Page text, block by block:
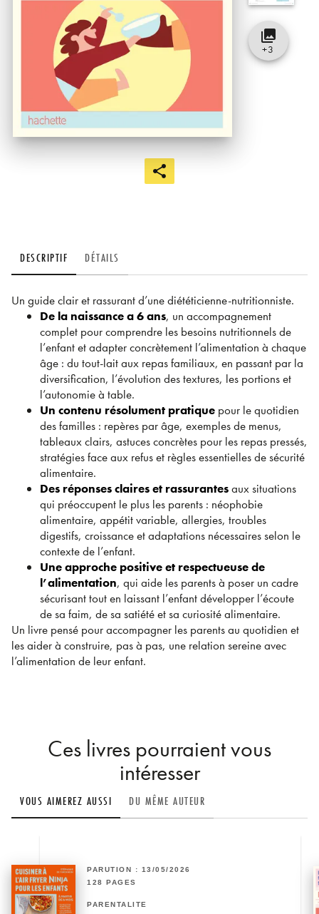
collections
+3
DESCRIPTIF DÉTAILS
Un guide clair et rassurant d’une diététicienne-nutritionniste.
De la naissance a 6 ans, un accompagnement
complet pour comprendre les besoins nutritionnels de
l’enfant et adapter concrètement l’alimentation à chaque
âge : du tout-lait aux repas familiaux, en passant par la
diversification, l’évolution des textures, les portions et
l’autonomie à table.
Un contenu résolument pratique pour le quotidien
des familles : repères par âge, exemples de menus,
tableaux clairs, astuces concrètes pour les repas pressés,
stratégies face aux refus et règles essentielles de sécurité
alimentaire.
Des réponses claires et rassurantesaux situations
qui préoccupent le plus les parents : néophobie
alimentaire, appétit variable, allergies, troubles
digestifs, croissance et adaptations nécessaires selon le
contexte de l’enfant.
Une approche positive et respectueuse de
l’alimentation, qui aide les parents à poser un cadre
sécurisant tout en laissant l’enfant développer l’écoute
de sa faim, de sa satiété et sa curiosité alimentaire.
Un livre pensé pour accompagner les parents au quotidien et
les aider à construire, pas à pas, une relation sereine avec
l’alimentation de leur enfant.
Ces livres pourraient vous
intéresser
VOUS AIMEREZ AUSSI DU MÊME AUTEUR
PARUTION : 13/05/2026
128 PAGES
PARENTALITÉ